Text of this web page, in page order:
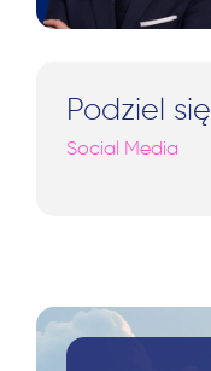
Podziel się
Social Media